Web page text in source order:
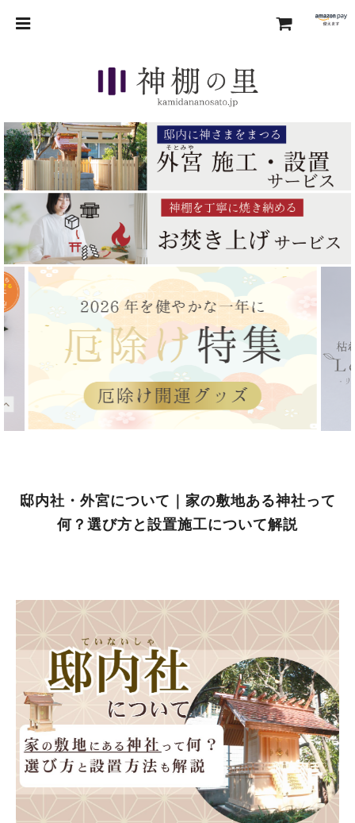
邸内社・外宮について｜家の敷地ある神社って
何？選び方と設置施工について解説